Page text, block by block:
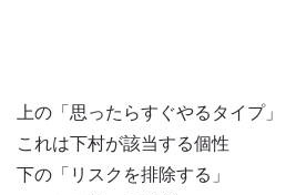
上の「思ったらすぐやるタイプ」
これは下村が該当する個性
下の「リスクを排除する」